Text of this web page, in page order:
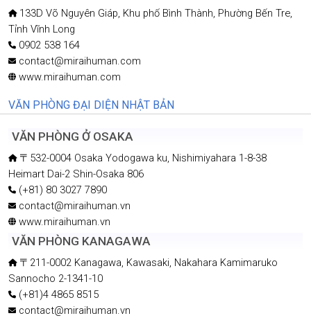
133D Võ Nguyên Giáp, Khu phố Bình Thành, Phường Bến Tre,
Tỉnh Vĩnh Long
0902 538 164
contact@miraihuman.com
www.miraihuman.com
VĂN PHÒNG ĐẠI DIỆN NHẬT BẢN
VĂN PHÒNG Ở OSAKA
〒532-0004 Osaka Yodogawa ku, Nishimiyahara 1-8-38
Heimart Dai-2 Shin-Osaka 806
(+81) 80 3027 7890
contact@miraihuman.vn
www.miraihuman.vn
VĂN PHÒNG KANAGAWA
〒211-0002 Kanagawa, Kawasaki, Nakahara Kamimaruko
Sannocho 2-1341-10
(+81)4 4865 8515
contact@miraihuman.vn